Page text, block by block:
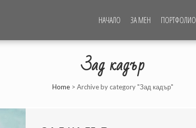
PHOTOGRAPHY
НАЧАЛО ЗА МЕН ПОРТФОЛИО
Зад кадър
Home> Archive by category "Зад кадър"